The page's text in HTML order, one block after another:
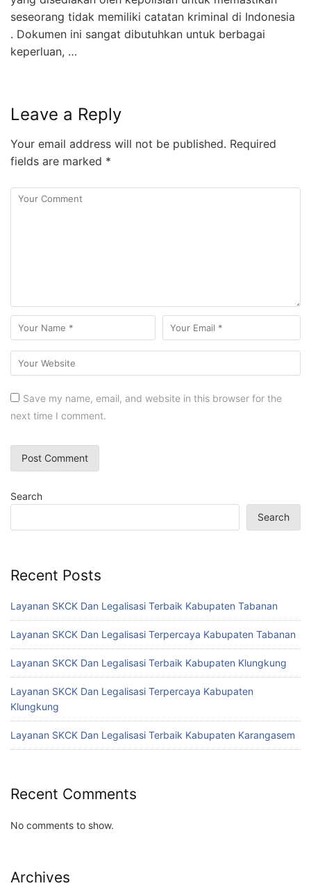
seseorang tidak memiliki catatan kriminal di Indonesia
. Dokumen ini sangat dibutuhkan untuk berbagai
keperluan, …
Leave a Reply
Your email address will not be published. Required
fields are marked *
Save my name, email, and website in this browser for the
next time I comment.
Search
Search
Recent Posts
Layanan SKCK Dan Legalisasi Terbaik Kabupaten Tabanan
Layanan SKCK Dan Legalisasi Terpercaya Kabupaten Tabanan
Layanan SKCK Dan Legalisasi Terbaik Kabupaten Klungkung
Layanan SKCK Dan Legalisasi Terpercaya Kabupaten
Klungkung
Layanan SKCK Dan Legalisasi Terbaik Kabupaten Karangasem
Recent Comments
No comments to show.
Archives